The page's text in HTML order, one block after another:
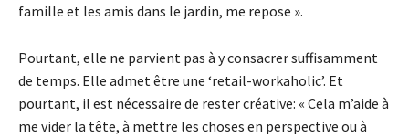
famille et les amis dans le jardin, me repose ».
Pourtant, elle ne parvient pas à y consacrer suffisamment
de temps. Elle admet être une ‘retail-workaholic’. Et
pourtant, il est nécessaire de rester créative: « Cela m’aide à
me vider la tête, à mettre les choses en perspective ou à